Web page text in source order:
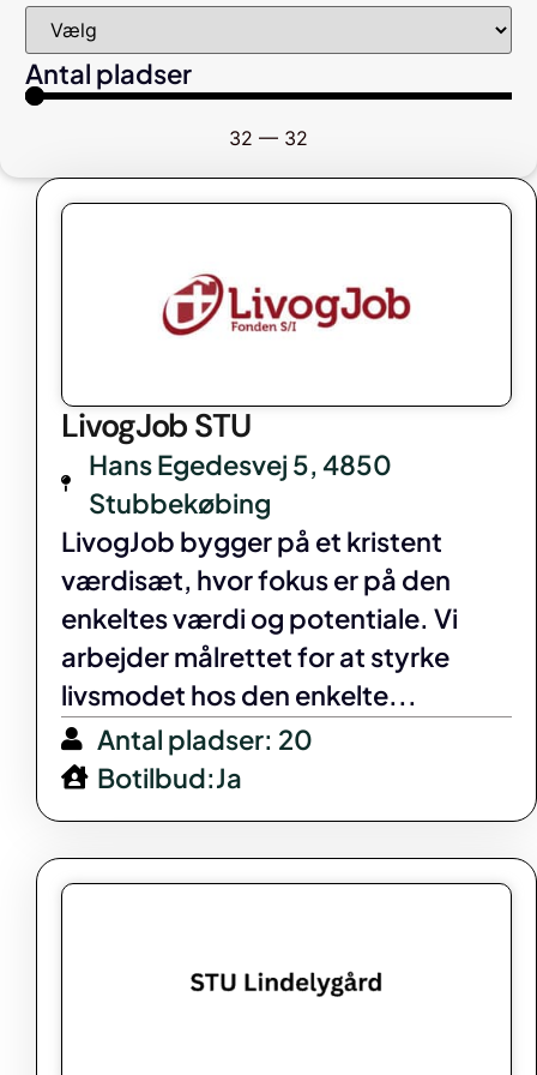
Antal pladser
32 — 32
LivogJob STU
Hans Egedesvej 5, 4850
Stubbekøbing
LivogJob bygger på et kristent
værdisæt, hvor fokus er på den
enkeltes værdi og potentiale. Vi
arbejder målrettet for at styrke
livsmodet hos den enkelte...
Antal pladser: 20
Botilbud:Ja